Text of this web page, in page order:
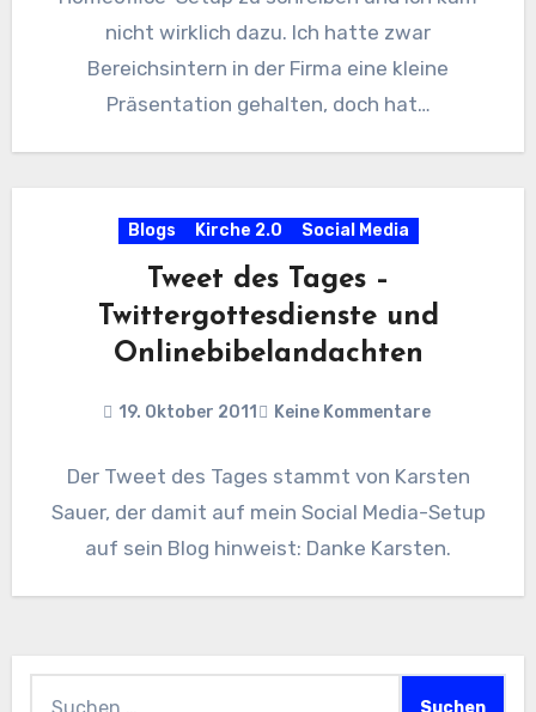
nicht wirklich dazu. Ich hatte zwar
Bereichsintern in der Firma eine kleine
Präsentation gehalten, doch hat…
Blogs Kirche 2.0 Social Media
Tweet des Tages –
Twittergottesdienste und
Onlinebibelandachten
19. Oktober 2011 Keine Kommentare
Der Tweet des Tages stammt von Karsten
Sauer, der damit auf mein Social Media-Setup
auf sein Blog hinweist: Danke Karsten.